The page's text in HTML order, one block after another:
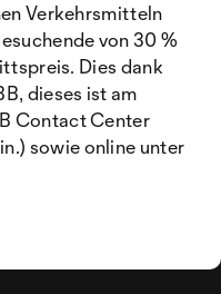
Verkehrsmitteln
von 30 %
Dies dank
dieses ist am
Contact Center
sowie online unter